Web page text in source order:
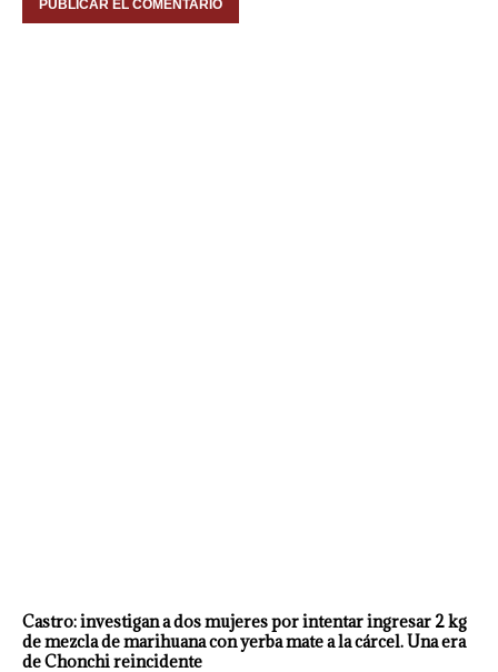
Castro: investigan a dos mujeres por intentar ingresar 2 kg
de mezcla de marihuana con yerba mate a la cárcel. Una era
de Chonchi reincidente